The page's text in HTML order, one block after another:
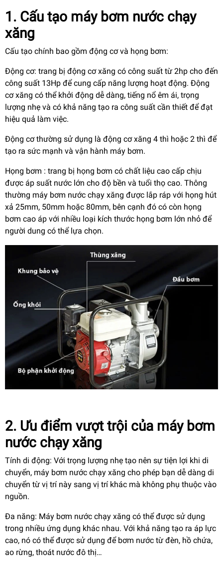
1. Cấu tạo máy bơm nước chạy
xăng
Cấu tạo chính bao gồm động cơ và họng bơm:
Động cơ: trang bị động cơ xăng có công suất từ 2hp cho đến
công suất 13Hp để cung cấp năng lượng hoạt động. Động
cơ xăng có thể khởi động dễ dàng, tiếng nổ êm ái, trọng
lượng nhẹ và có khả năng tạo ra công suất cần thiết để đạt
hiệu quả làm việc.
Động cơ thường sử dụng là động cơ xăng 4 thì hoặc 2 thì để
tạo ra sức mạnh và vận hành máy bơm.
Họng bơm : trang bị họng bơm có chất liệu cao cấp chịu
được áp suất nước lớn cho độ bền và tuổi thọ cao. Thông
thường máy bơm nước chạy xăng được lắp ráp với họng hút
xả 25mm, 50mm hoặc 80mm, bên cạnh đó có còn họng
bơm cao áp với nhiều loại kích thước họng bơm lớn nhỏ để
người dung có thể lựa chọn.
2. Ưu điểm vượt trội của máy bơm
nước chạy xăng
Tính di động: Với trọng lượng nhẹ tạo nên sự tiện lợi khi di
chuyển, máy bơm nước chạy xăng cho phép bạn dễ dàng di
chuyển từ vị trí này sang vị trí khác mà không phụ thuộc vào
nguồn.
Đa năng: Máy bơm nước chạy xăng có thể được sử dụng
trong nhiều ứng dụng khác nhau. Với khả năng tạo ra áp lực
cao, nó có thể được sử dụng để bơm nước từ đèn, hồ chứa,
ao rừng, thoát nước đô thị…